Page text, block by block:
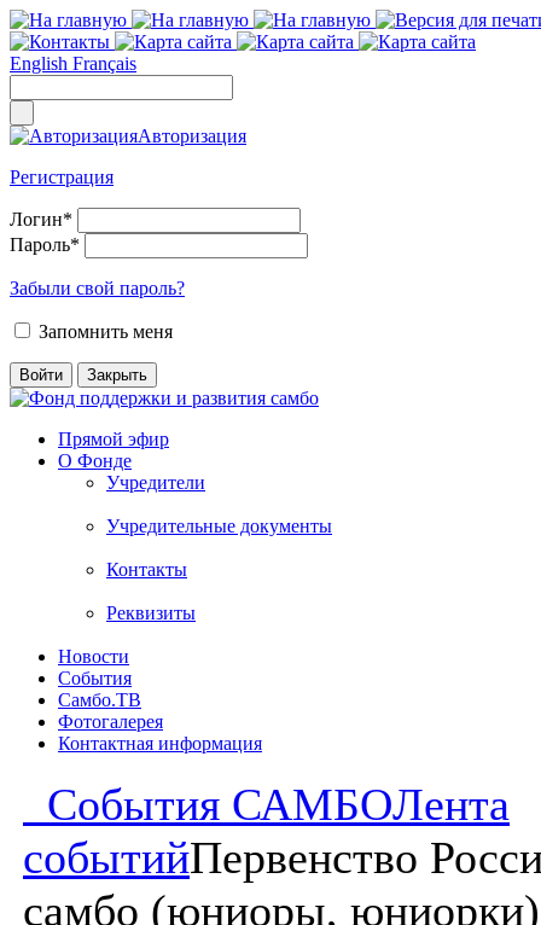
English Français
Авторизация
Регистрация
Логин*
Пароль*
Забыли свой пароль?
Запомнить меня
Прямой эфир
О Фонде
Учредители
Учредительные документы
Контакты
Реквизиты
Новости
События
Самбо.ТВ
Фотогалерея
Контактная информация
События САМБОЛента
событийПервенство
самбо (юниоры,